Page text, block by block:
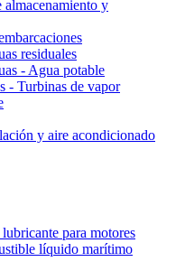
y
residuales
- Agua potable
- Turbinas de vapor
y aire acondicionado
lubricante para motores
líquido marítimo